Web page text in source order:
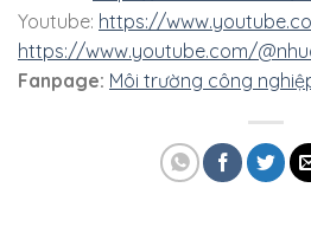
Youtube: https://
https://www.youtube.com/
Fanpage: Môi trường công